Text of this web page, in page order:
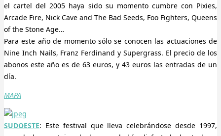
el cartel del 2005 haya sido su momento cumbre con Pixies,
Arcade Fire, Nick Cave and The Bad Seeds, Foo Fighters, Queens
of the Stone Age…
Para este año de momento sólo se conocen las actuaciones de
Nine Inch Nails, Franz Ferdinand y Supergrass. El precio de los
abonos este año es de 63 euros, y 43 euros las entradas de un
día.
MAPA
SUDOESTE: Este festival que lleva celebrándose desde 1997,